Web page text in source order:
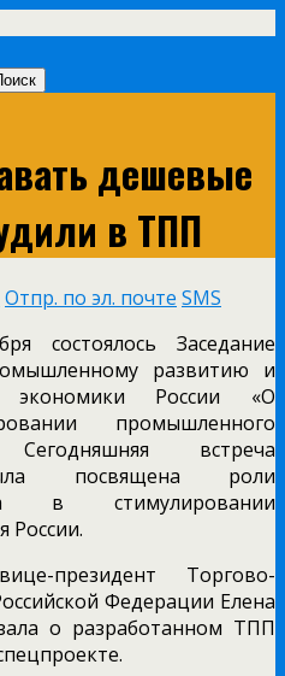
дешевые
в ТПП
Отпр. по эл. почте SMS
состоялось Заседание
развитию и
экономики России «О
промышленного
встреча
посвящена роли
в стимулировании
России.
президент Торгово-
Федерации Елена
о разработанном ТПП